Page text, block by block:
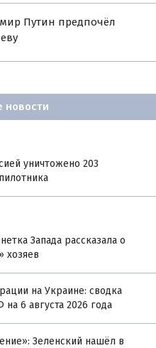
Путин предпочёл
новости
уничтожено 203
Запада рассказала о
хозяев
на Украине: сводка
6 августа 2026 года
Зеленский нашёл в